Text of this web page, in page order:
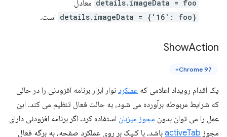
details.imageData = foo معادل
details.imageData = {'16': foo} است.
ShowAction
Chrome 97+
یک اقدام رویداد اعلامی که عملکرد نوار ابزار برنامه افزودنی را در حالی
که شرایط مربوطه برآورده می شود، به حالت فعال تنظیم می کند. این
عمل را می توان بدون مجوز میزبان استفاده کرد. اگر برنامه افزودنی دارای
مجوز activeTab باشد، با کلیک بر روی عملکرد صفحه، به برگه فعال